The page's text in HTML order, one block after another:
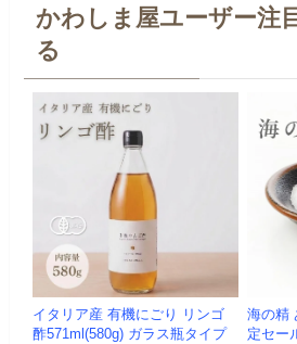
かわしま屋ユーザー注
る
イタリア産 有機にごり リンゴ
酢571ml(580g) ガラス瓶タイプ
海の精
定セー